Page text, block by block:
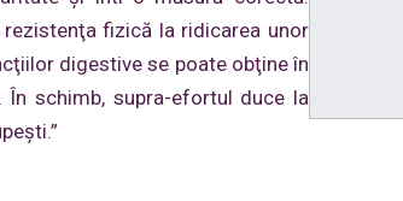
fizică la ridicarea unor
digestive se poate obţine în
schimb, supra-efortul duce la